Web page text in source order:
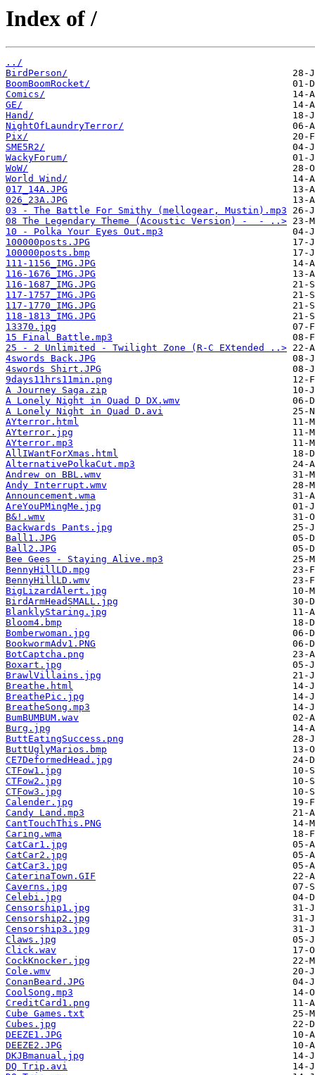
Index of /
../
BirdPerson/
BoomBoomRocket/
Comics/
GE/
Hand/
NightOfLaundryTerror/
Pix/
SME5R2/
WackyForum/
WoW/
World Wind/
017_14A.JPG
026_23A.JPG
03 - The Battle For Smithy (mellogear, Mustin).mp3
08 The Legendary Theme (Acoustic Version) -  - ..>
10 - Polka Your Eyes Out.mp3
100000posts.JPG
100000posts.bmp
111-1156_IMG.JPG
116-1676_IMG.JPG
116-1687_IMG.JPG
117-1757_IMG.JPG
117-1770_IMG.JPG
118-1813_IMG.JPG
13370.jpg
15 Final Battle.mp3
25 - 2 Unlimited - Twilight Zone (R-C EXtended ..>
4swords Back.JPG
4swords Shirt.JPG
9days11hrs11min.png
A Journey Saga.zip
A Lonely Night in Quad D DX.wmv
A Lonely Night in Quad D.avi
AYterror.html
AYterror.jpg
AYterror.mp3
AllIWantForXmas.html
AlternativePolkaCut.mp3
Andrew on BBL.wmv
Andy Interrupt.wmv
Announcement.wma
AreYouPMingMe.jpg
B&!.wmv
Backwards Pants.jpg
Ball1.JPG
Ball2.JPG
Bee Gees - Staying Alive.mp3
BennyHillLD.mpg
BennyHillLD.wmv
BigLizardAlert.jpg
BirdArmHeadSMALL.jpg
BlanklyStaring.jpg
Bloom4.bmp
Bomberwoman.jpg
BookwormAdv1.PNG
BotCaptcha.png
Boxart.jpg
BrawlVillains.jpg
Breathe.html
BreathePic.jpg
BreatheSong.mp3
BumBUMBUM.wav
Burg.jpg
ButtEatingSuccess.png
ButtUglyMarios.bmp
CE7DeformedHead.jpg
CTFow1.jpg
CTFow2.jpg
CTFow3.jpg
Calender.jpg
Candy Land.mp3
CantTouchThis.PNG
Caring.wma
CatCar1.jpg
CatCar2.jpg
CatCar3.jpg
CaterinaTown.GIF
Caverns.jpg
Celebi.jpg
Censorship1.jpg
Censorship2.jpg
Censorship3.jpg
Claws.jpg
Click.wav
CockKnocker.jpg
Cole.wmv
ConanBeard.JPG
CoolSong.mp3
CreditCard1.png
Cube Games.txt
Cubes.jpg
DEEZE1.JPG
DEEZE2.JPG
DKJBmanual.jpg
DQ Trip.avi